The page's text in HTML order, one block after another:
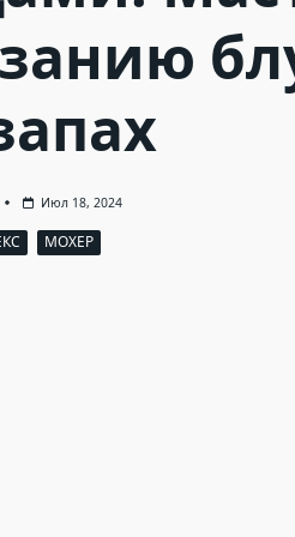
Июл 18, 2024
МОХЕР